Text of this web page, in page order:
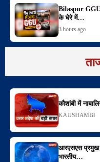
Bilaspur GGU
के घेरे में…
3 hours ago
कौशांबी में
KAUSHAMBI
आरएसएस प्रमुख
भारतीय…